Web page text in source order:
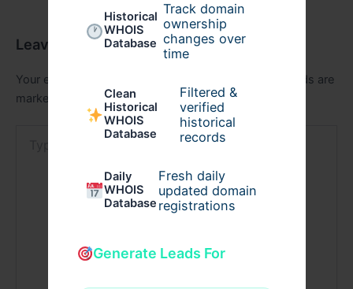
Historical
WHOIS
Database
Track domain
ownership
changes over
time
Clean
Historical
WHOIS
Database
Filtered &
verified
historical
records
Daily
WHOIS
Database
Fresh daily
updated domain
registrations
Generate Leads For
Leave a Comment
Your email address will not be published.
Required fields are
marked